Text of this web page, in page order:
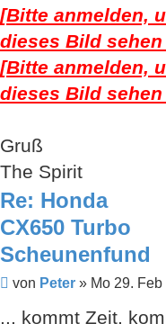
[Bitte anmelden,
dieses Bild
[Bitte anmelden,
dieses Bild
Gruß
The Spirit
Re: Honda
CX650 Turbo
Scheunenfund
Beitrag
von Peter » Mo 29.
... kommt Zeit,